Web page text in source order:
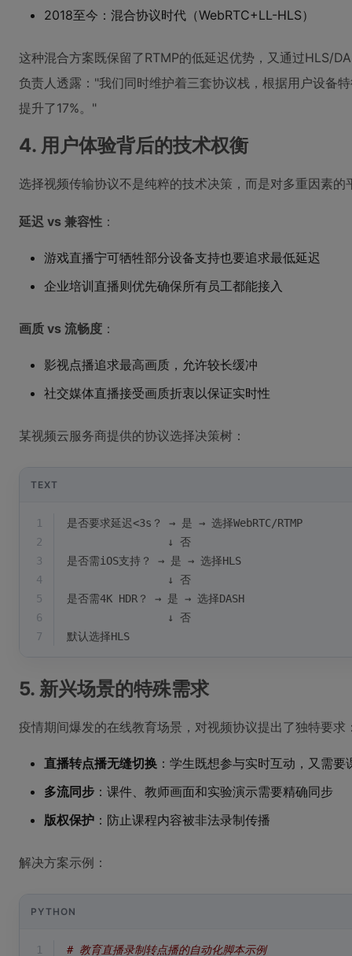
2018至今：混合协议时代（WebRTC+LL-HLS）
这种混合方案既保留了RTMP的低延迟优势，又通过HLS/
负责人透露："我们同时维护着三套协议栈，根据用户设备
提升了17%。"
4. 用户体验背后的技术权衡
选择视频传输协议不是纯粹的技术决策，而是对多重因素的
延迟 vs 兼容性 ：
游戏直播宁可牺牲部分设备支持也要追求最低延迟
企业培训直播则优先确保所有员工都能接入
画质 vs 流畅度 ：
影视点播追求最高画质，允许较长缓冲
社交媒体直播接受画质折衷以保证实时性
某视频云服务商提供的协议选择决策树：
TEXT
1
是否要求延迟<3s？ → 是 → 选择WebRTC/RTMP
2
                ↓ 否
3
是否需iOS支持？ → 是 → 选择HLS
4
                ↓ 否
5
是否需4K HDR？ → 是 → 选择DASH
6
                ↓ 否
7
默认选择HLS
5. 新兴场景的特殊需求
疫情期间爆发的在线教育场景，对视频协议提出了独特要求
直播转点播无缝切换 ：学生既想参与实时互动，又需要
多流同步 ：课件、教师画面和实验演示需要精确同步
版权保护 ：防止课程内容被非法录制传播
解决方案示例：
PYTHON
1 # 教育直播录制转点播的自动化脚本示例